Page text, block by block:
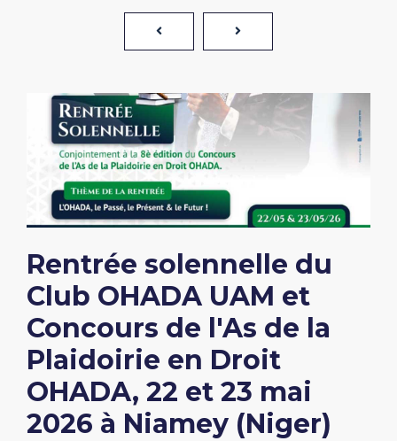
Rentrée solennelle du
Club OHADA UAM et
Concours de l'As de la
Plaidoirie en Droit
OHADA, 22 et 23 mai
2026 à Niamey (Niger)